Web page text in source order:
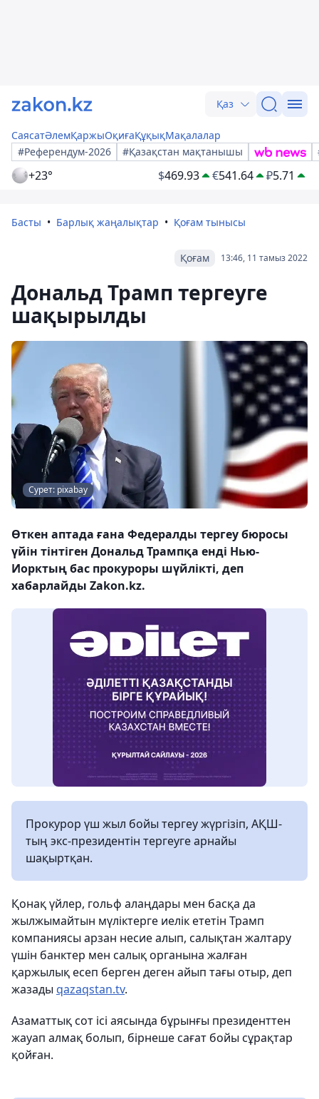
Қаз
СаясатӘлемҚаржыОқиғаҚұқықМақалалар
#Референдум-2026
#Қазақстан мақтанышы
+23° $469.93 €541.64 ₽5.71
Басты Барлық жаңалықтар Қоғам тынысы
13:46, 11 тамыз 2022
Қоғам
Дональд Трамп тергеуге
шақырылды
Сурет: pixabay
Өткен аптада ғана Федералды тергеу бюросы
үйін тінтіген Дональд Трампқа енді Нью-
Иорктың бас прокуроры шүйлікті, деп
хабарлайды Zakon.kz.
Прокурор үш жыл бойы тергеу жүргізіп, АҚШ-
тың экс-президентін тергеуге арнайы
шақыртқан.
Қонақ үйлер, гольф алаңдары мен басқа да
жылжымайтын мүліктерге иелік ететін Трамп
компаниясы арзан несие алып, салықтан жалтару
үшін банктер мен салық органына жалған
қаржылық есеп берген деген айып тағы отыр, деп
жазады qazaqstan.tv.
Азаматтық сот ісі аясында бұрынғы президенттен
жауап алмақ болып, бірнеше сағат бойы сұрақтар
қойған.